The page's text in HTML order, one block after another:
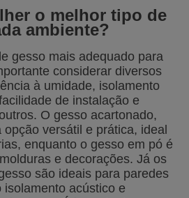
o melhor tipo de
ambiente?
gesso mais adequado para
considerar diversos
à umidade, isolamento
de instalação e
O gesso acartonado,
versátil e prática, ideal
enquanto o gesso em pó é
e decorações. Já os
são ideais para paredes
acústico e